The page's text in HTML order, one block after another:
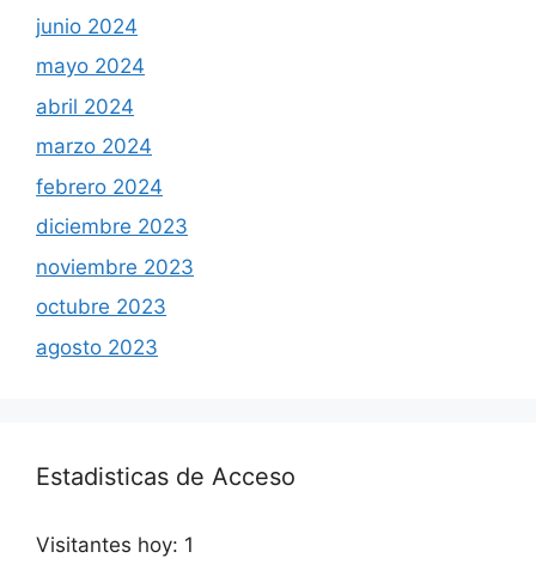
junio 2024
mayo 2024
abril 2024
marzo 2024
febrero 2024
diciembre 2023
noviembre 2023
octubre 2023
agosto 2023
Estadisticas de Acceso
Visitantes hoy: 1